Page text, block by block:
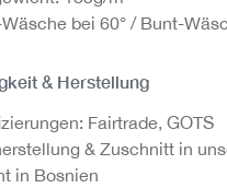
bei 60° / Bunt-
& Herstellung
Fairtrade, GOTS
& Zuschnitt in
in Bosnien